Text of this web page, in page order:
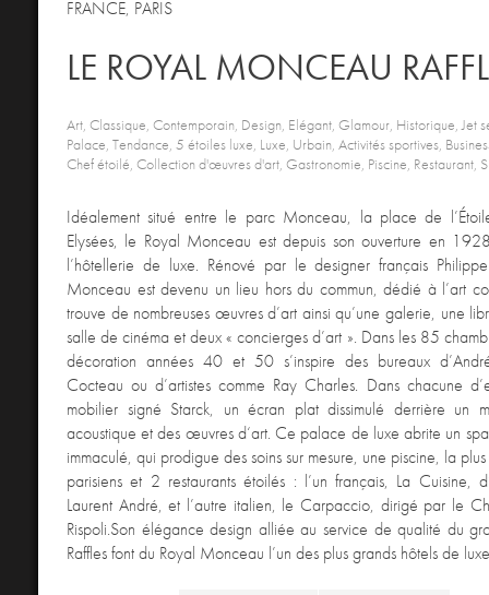
FRANCE, PARIS
LE ROYAL MONCEAU
Art, Classique, Contemporain, Design, Elégant, Glamour, Historique, Jet
Palace, Tendance, 5 étoiles luxe, Luxe, Urbain, Activités sportives,
Chef étoilé, Collection d'œuvres d'art, Gastronomie, Piscine, Restaurant,
Idéalement situé entre le parc Monceau, la place de
Elysées, le Royal Monceau est depuis son ouverture en
l’hôtellerie de luxe. Rénové par le designer français
Monceau est devenu un lieu hors du commun, dédié à l’art
trouve de nombreuses œuvres d’art ainsi qu’une galerie, une
salle de cinéma et deux « concierges d’art ». Dans les 85
décoration années 40 et 50 s’inspire des bureaux
Cocteau ou d’artistes comme Ray Charles. Dans chacune
mobilier signé Starck, un écran plat dissimulé derrière un
acoustique et des œuvres d‘art. Ce palace de luxe abrite un
immaculé, qui prodigue des soins sur mesure, une piscine, la
parisiens et 2 restaurants étoilés : l’un français, La Cuisine,
Laurent André, et l’autre italien, le Carpaccio, dirigé par le
Rispoli.Son élégance design alliée au service de qualité du
Raffles font du Royal Monceau l’un des plus grands hôtels de